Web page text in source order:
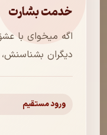
خدمت بشارت
اگه میخوای با
دیگران
ورود مستقیم